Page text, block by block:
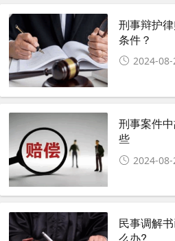
刑事辩护
条件？
2024-08-
刑事案件
些
2024-08-
民事调解
么办?